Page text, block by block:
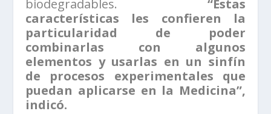
biodegradables. “Estas
características les confieren la
particularidad de poder
combinarlas con algunos
elementos y usarlas en un sinfín
de procesos experimentales que
puedan aplicarse en la Medicina”,
indicó.